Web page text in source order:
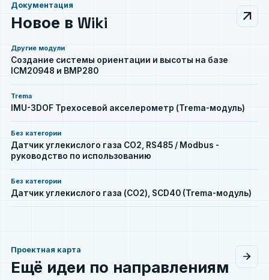
Документация
Новое в Wiki arrow_outward
Другие модули
Создание системы ориентации и высоты на базе
ICM20948 и BMP280
Trema
IMU-3DOF Трехосевой акселерометр (Trema-модуль)
Без категории
Датчик углекислого газа CO2, RS485 / Modbus -
руководство по использованию
Без категории
Датчик углекислого газа (CO2), SCD40 (Trema-модуль)
Проектная карта
Ещё идеи по направлениям
arrow_forward